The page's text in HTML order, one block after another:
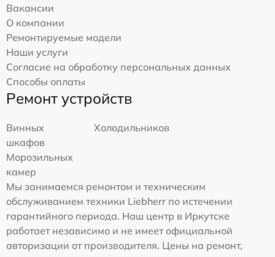
Вакансии
О компании
Ремонтируемые модели
Наши услуги
Согласие на обработку персональных данных
Способы оплаты
Ремонт устройств
Винных
шкафов
Холодильников
Морозильных
камер
Мы занимаемся ремонтом и техническим
обслуживанием техники Liebherr по истечении
гарантийного периода. Наш центр в Иркутске
работает независимо и не имеет официальной
авторизации от производителя. Цены на ремонт,